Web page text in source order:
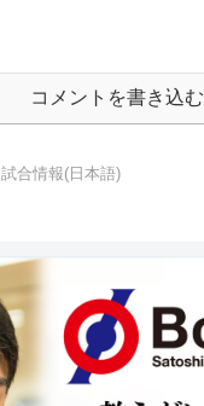
コメントを書き込む
試合情報(日本語)